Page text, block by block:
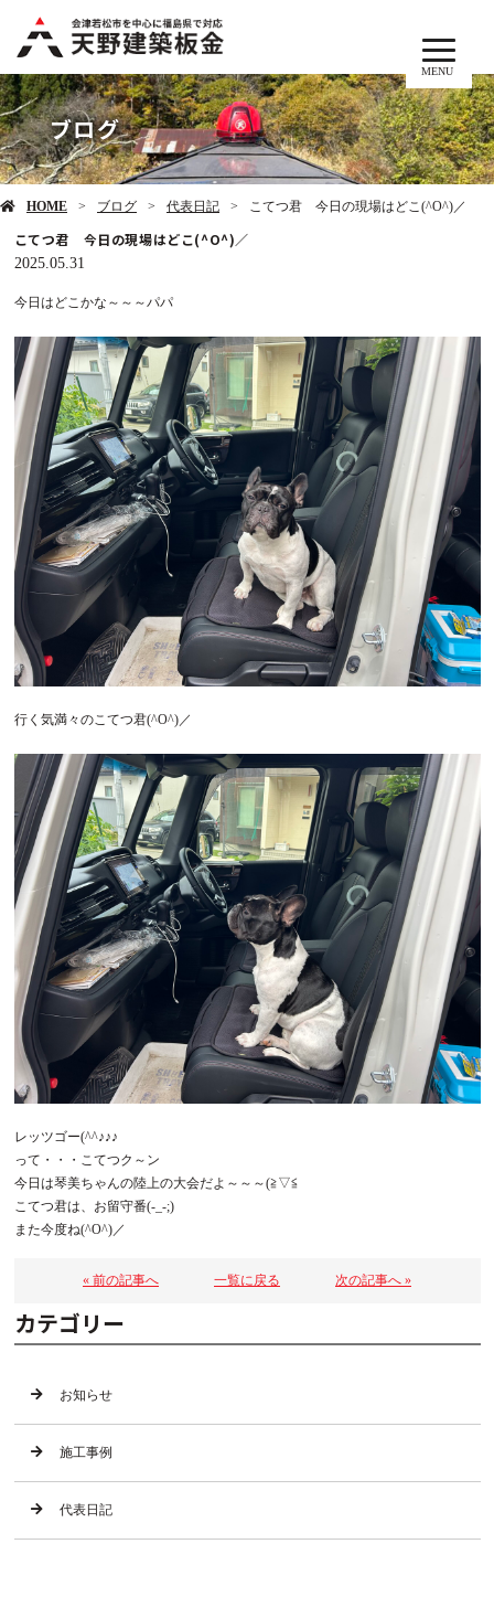
MENU
ブログ
HOME ブログ 代表日記 こてつ君 今日の現場はどこ(^O^)／
こてつ君 今日の現場はどこ(^O^)／
2025.05.31
今日はどこかな～～～パパ
行く気満々のこてつ君(^O^)／
レッツゴー(^^♪♪♪
って・・・こてつク～ン
今日は琴美ちゃんの陸上の大会だよ～～～(≧▽≦
こてつ君は、お留守番(-_-;)
また今度ね(^O^)／
« 前の記事へ 一覧に戻る 次の記事へ »
カテゴリー
お知らせ
施工事例
代表日記